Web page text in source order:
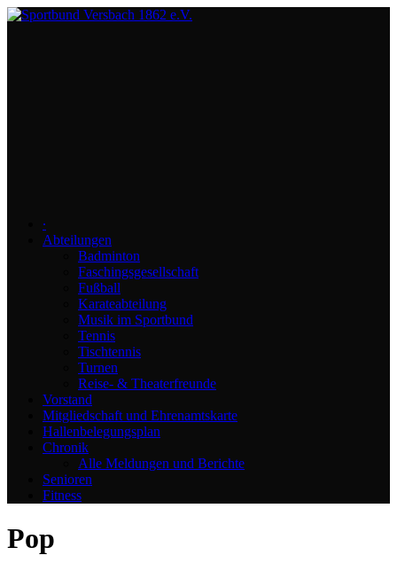
∙
Abteilungen
Badminton
Faschingsgesellschaft
Fußball
Karateabteilung
Musik im Sportbund
Tennis
Tischtennis
Turnen
Reise- & Theaterfreunde
Vorstand
Mitgliedschaft und Ehrenamtskarte
Hallenbelegungsplan
Chronik
Alle Meldungen und Berichte
Senioren
Fitness
Pop